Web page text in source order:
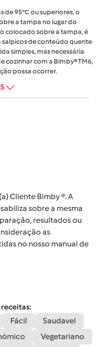
de 95°C ou superiores, o
a tampa no lugar do
colocado sobre a tampa, é
de conteúdo quente
simples, mas necessária
cozinhar com a Bimby® TM6,
possa ocorrer.
Cliente Bimby ®. A
sobre a mesma
resultados ou
as
no nosso manual de
Fácil
Saudavel
Vegetariano